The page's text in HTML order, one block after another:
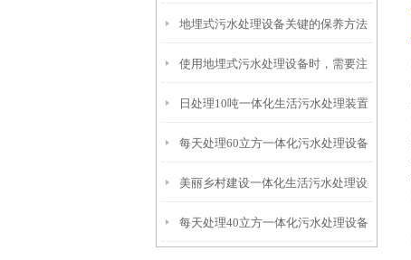
特点呢？
地埋式污水处理设备关键的保养方法
使用地埋式污水处理设备时，需要注
意以下事项
日处理10吨一体化生活污水处理装置
每天处理60立方一体化污水处理设备
美丽乡村建设一体化生活污水处理设
备
每天处理40立方一体化污水处理设备